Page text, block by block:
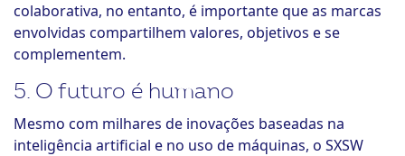
colaborativa, no entanto, é importante que as marcas
envolvidas compartilhem valores, objetivos e se
complementem.
5. O futuro é humano
Mesmo com milhares de inovações baseadas na
inteligência artificial e no uso de máquinas, o SXSW